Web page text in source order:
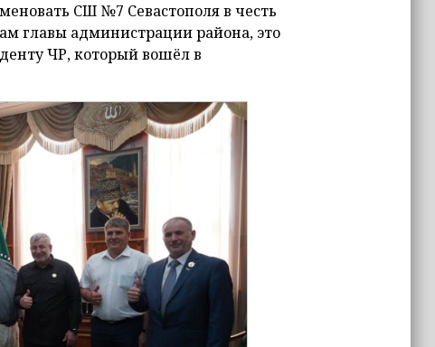
СШ №7 Севастополя в честь
главы администрации района, это
ЧР, который вошёл в